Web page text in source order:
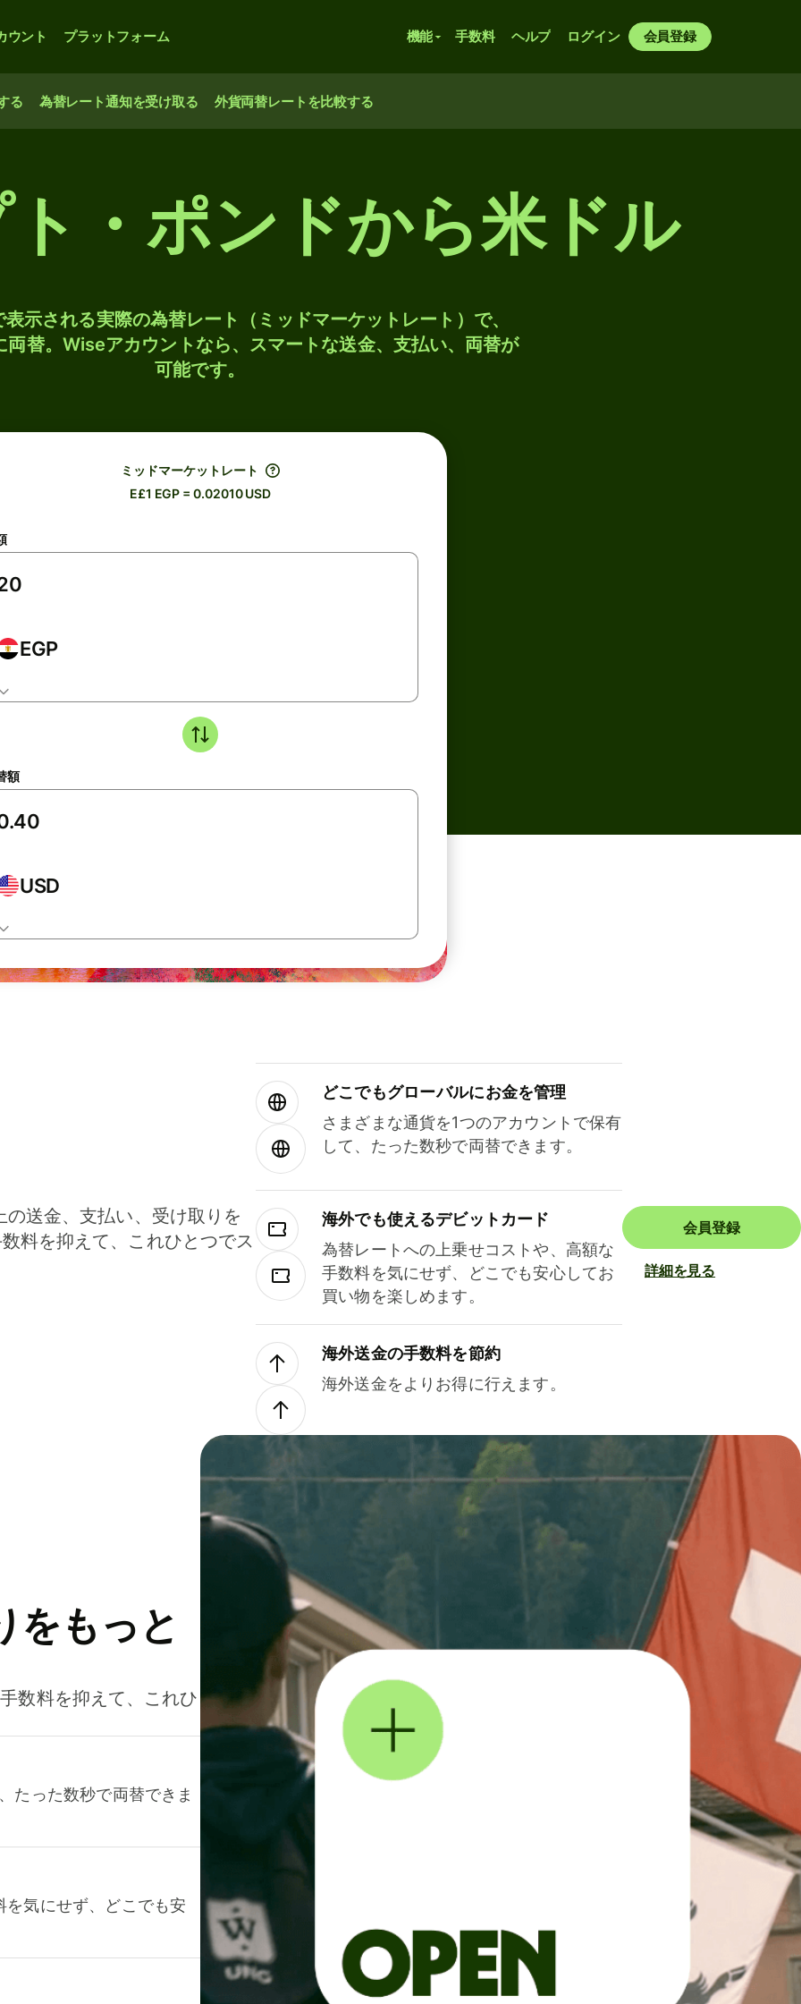
ウント プラットフォーム 機能 手数料 ヘルプ ログイン 会員登録
る 為替レート通知を受け取る 外貨両替レートを比較する
・ポンドから米ドル
示される実際の為替レート（ミッドマーケットレート）で、
両替。Wiseアカウントなら、スマートな送金、支払い、両替が
可能です。
ミッドマーケットレート
E£1 EGP = 0.02010 USD
EGP
額
USD
送金、支払い、受け取りを
料を抑えて、これひとつでス
どこでもグ⁠ロ⁠ー⁠バ⁠ルにお金を管理
さまざまな通貨を1つのアカウントで保有
して、たった数秒で両替できます。
海外でも使えるデビットカード
為替レートへの上乗せコストや、高額な
手数料を気にせず、どこでも安心してお
買い物を楽しめます。
海外送金の手数料を節約
海外送金をよりお得に行えます。
会員登録
詳細を見る
をもっと
数料を抑えて、これひ
たった数秒で両替できま
気にせず、どこでも安